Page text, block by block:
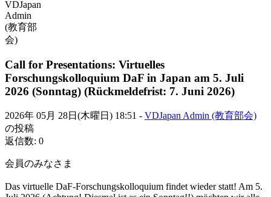
Call for Presentations: Virtuelles
Forschungskolloquium DaF in Japan am 5. Juli
2026 (Sonntag) (Rückmeldefrist: 7. Juni 2026)
2026年 05月 28日(木曜日) 18:51 - VDJapan Admin (教育部会)
の投稿
返信数: 0
会員のみなさま
Das virtuelle DaF-Forschungskolloquium findet wieder statt! Am 5.